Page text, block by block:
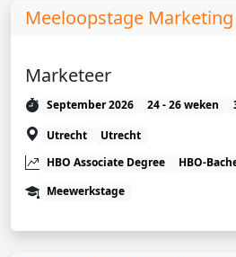
Meeloopstage
Marketeer
September 2026 24 - 26 weken
Utrecht
Utrecht
HBO Associate Degree
HBO-
Meewerkstage